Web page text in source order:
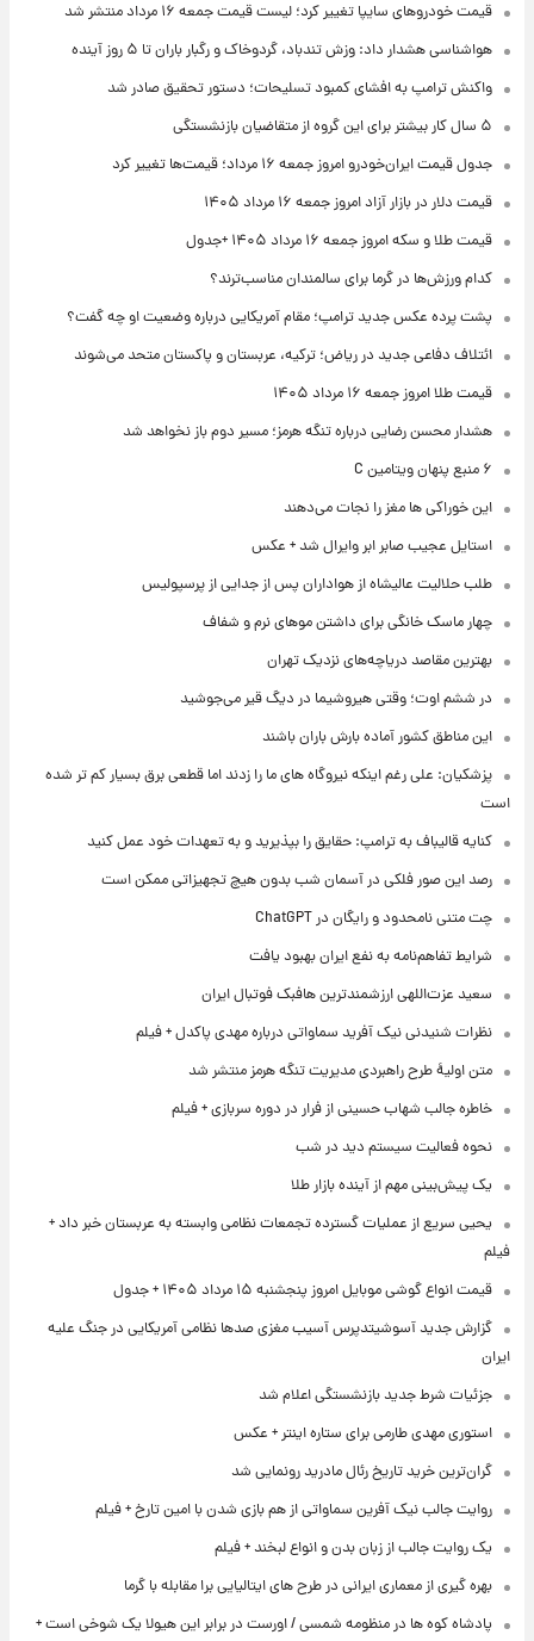
قیمت خودروهای سایپا تغییر کرد؛ لیست قیمت جمعه ۱۶ مرداد منتشر شد
هواشناسی هشدار داد: وزش تندباد، گردوخاک و رگبار باران تا ۵ روز آینده
واکنش ترامپ به افشای کمبود تسلیحات؛ دستور تحقیق صادر شد
۵ سال کار بیشتر برای این گروه از متقاضیان بازنشستگی
جدول قیمت ایران‌خودرو امروز جمعه ۱۶ مرداد؛ قیمت‌ها تغییر کرد
قیمت دلار در بازار آزاد امروز جمعه ۱۶ مرداد ۱۴۰۵
قیمت طلا و سکه امروز جمعه ۱۶ مرداد ۱۴۰۵ +جدول
کدام ورزش‌ها در گرما برای سالمندان مناسب‌ترند؟
پشت پرده عکس جدید ترامپ؛ مقام آمریکایی درباره وضعیت او چه گفت؟
ائتلاف دفاعی جدید در ریاض؛ ترکیه، عربستان و پاکستان متحد می‌شوند
قیمت طلا امروز جمعه ۱۶ مرداد ۱۴۰۵
هشدار محسن رضایی درباره تنگه هرمز؛ مسیر دوم باز نخواهد شد
۶ منبع پنهان ویتامین C
این خوراکی ها مغز را نجات می‌دهند
استایل عجیب صابر ابر وایرال شد + عکس
طلب حلالیت عالیشاه از هواداران پس از جدایی از پرسپولیس
چهار ماسک خانگی برای داشتن موهای نرم و شفاف
بهترین مقاصد دریاچه‌های نزدیک تهران
در ششم اوت؛ وقتی هیروشیما در دیگ قیر می‌جوشید
این مناطق کشور آماده بارش باران باشند
پزشکیان: علی رغم اینکه نیروگاه های ما را زدند اما قطعی برق بسیار کم تر شده
است
کنایه قالیباف به ترامپ: حقایق را بپذیرید و به تعهدات خود عمل کنید
رصد این صور فلکی در آسمان شب بدون هیچ تجهیزاتی ممکن است
چت متنی نامحدود و رایگان در ChatGPT
شرایط تفاهم‌نامه به نفع ایران بهبود یافت
سعید عزت‌اللهی ارزشمندترین هافبک فوتبال ایران
نظرات شنیدنی نیک آفرید سماواتی درباره مهدی پاکدل + فیلم
متن اولیۀ طرح راهبردی مدیریت تنگه هرمز منتشر شد
خاطره جالب شهاب حسینی از فرار در دوره سربازی + فیلم
نحوه فعالیت سیستم دید در شب
یک پیش‌بینی مهم از آینده بازار طلا
یحیی سریع از عملیات گسترده تجمعات نظامی وابسته به عربستان خبر داد +
فیلم
قیمت انواع گوشی موبایل امروز پنجشنبه ۱۵ مرداد ۱۴۰۵ + جدول
گزارش جدید آسوشیتدپرس آسیب مغزی صدها نظامی آمریکایی در جنگ علیه
ایران
جزئیات شرط جدید بازنشستگی اعلام شد
استوری مهدی طارمی برای ستاره اینتر + عکس
گران‌ترین خرید تاریخ رئال مادرید رونمایی شد
روایت جالب نیک آفرین سماواتی از هم بازی شدن با امین تارخ + فیلم
یک روایت جالب از زبان بدن و انواع لبخند + فیلم
بهره گیری از معماری ایرانی در طرح های ایتالیایی برا مقابله با گرما
پادشاه کوه ها در منظومه شمسی / اورست در برابر این هیولا یک شوخی است +